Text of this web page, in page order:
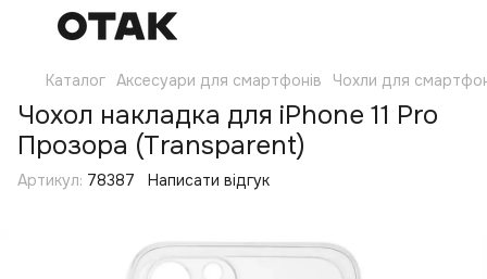
Каталог Аксесуари для смартфонів Чохли для
Чохол накладка для iPhone 11 Pro
Прозора (Transparent)
Артикул: 78387 Написати відгук